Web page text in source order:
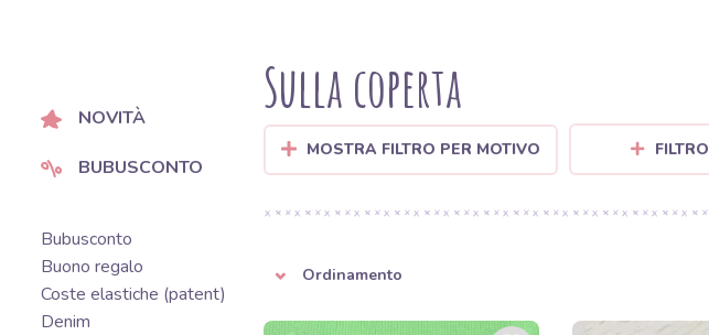
NOVITÀ
BUBUSCONTO
Bubusconto
Buono regalo
Coste elastiche (patent)
Denim
Sulla coperta
MOSTRA FILTRO PER MOTIVO FILTRO
Ordinamento